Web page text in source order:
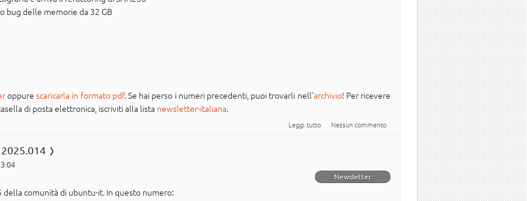
bug delle memorie da 32 GB
oppurescaricarla in formato pdf. Se hai perso i numeri precedenti, puoi trovarli nell'archivio! Per ricevere
di posta elettronica, iscriviti alla lista newsletter-italiana.
Leggi tutto su Newsletter Italiana #Ubuntu - 2025.015
Nessun commento
Newsletter
della comunità di ubuntu-it. In questo numero: